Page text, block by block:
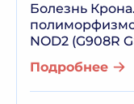
Болезнь
NOD2 (G908R
Подробнее